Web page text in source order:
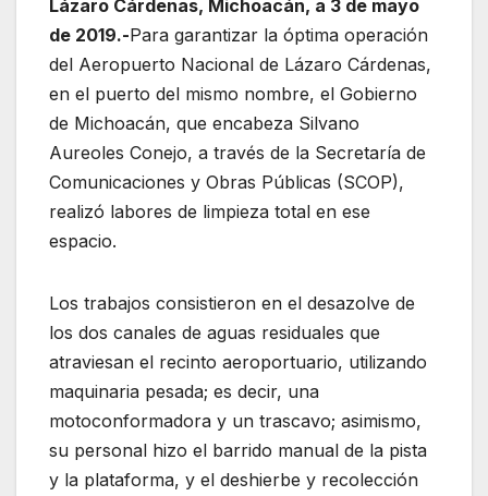
Lázaro Cárdenas, Michoacán, a 3 de mayo
de 2019.-Para garantizar la óptima operación
del Aeropuerto Nacional de Lázaro Cárdenas,
en el puerto del mismo nombre, el Gobierno
de Michoacán, que encabeza Silvano
Aureoles Conejo, a través de la Secretaría de
Comunicaciones y Obras Públicas (SCOP),
realizó labores de limpieza total en ese
espacio.
Los trabajos consistieron en el desazolve de
los dos canales de aguas residuales que
atraviesan el recinto aeroportuario, utilizando
maquinaria pesada; es decir, una
motoconformadora y un trascavo; asimismo,
su personal hizo el barrido manual de la pista
y la plataforma, y el deshierbe y recolección